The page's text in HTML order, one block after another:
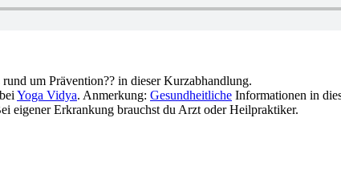
rund um Prävention?? in dieser Kurzabhandlung.
Yoga Vidya. Anmerkung: Gesundheitliche Informationen in
eigener Erkrankung brauchst du Arzt oder Heilpraktiker.